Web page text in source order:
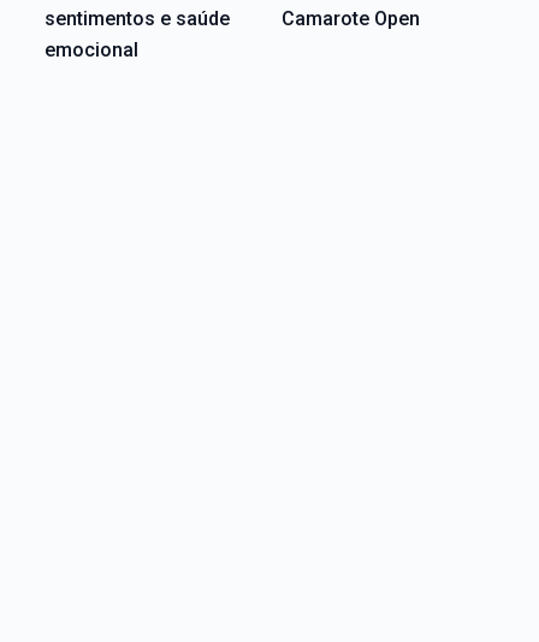
sentimentos e saúde
emocional
Camarote Open